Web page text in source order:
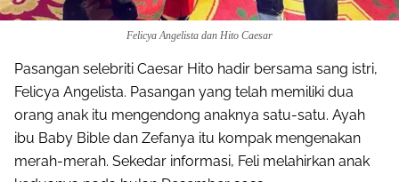
Felicya Angelista dan Hito Caesar
Pasangan selebriti Caesar Hito hadir bersama sang istri,
Felicya Angelista. Pasangan yang telah memiliki dua
orang anak itu mengendong anaknya satu-satu. Ayah
ibu Baby Bible dan Zefanya itu kompak mengenakan
merah-merah. Sekedar informasi, Feli melahirkan anak